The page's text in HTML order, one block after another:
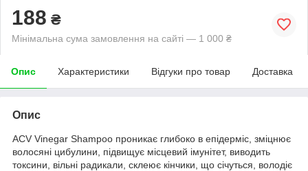
188 ₴
Мінімальна сума замовлення на сайті — 1 000 ₴
Опис Характеристики Відгуки про товар Доставка
Опис
ACV Vinegar Shampoo проникає глибоко в епідерміс, зміцнює
волосяні цибулини, підвищує місцевий імунітет, виводить
токсини, вільні радикали, склеює кінчики, що січуться, володіє